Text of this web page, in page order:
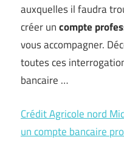
auxquelles il faudra
créer uncompte
vous accompagner.
toutes ces
bancaire …
Crédit Agricole nord
un compte bancaire